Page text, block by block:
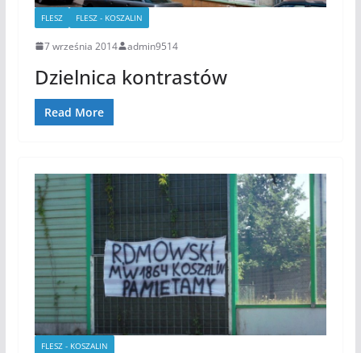
FLESZ FLESZ - KOSZALIN
7 września 2014 admin9514
Dzielnica kontrastów
Read More
FLESZ - KOSZALIN